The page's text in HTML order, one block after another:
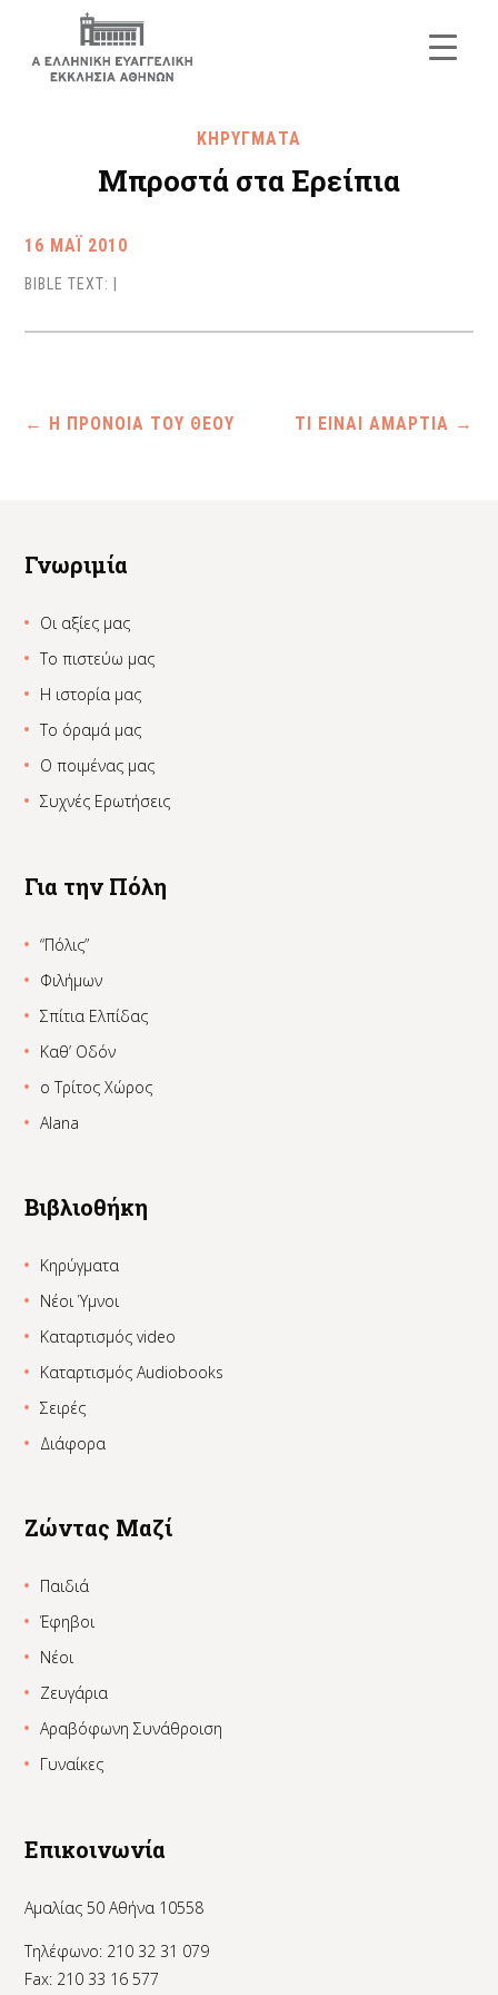
ΚΗΡΥΓΜΑΤΑ
Μπροστά στα Ερείπια
16 ΜΑΪ 2010
BIBLE TEXT:
← Η ΠΡΟΝΟΙΑ ΤΟΥ ΘΕΟΥ ΤΙ ΕΙΝΑΙ ΑΜΑΡΤΙΑ →
Γνωριμία
Οι αξίες μας
Το πιστεύω μας
Η ιστορία μας
Το όραμά μας
Ο ποιμένας μας
Συχνές Ερωτήσεις
Για την Πόλη
“Πόλις”
Φιλήμων
Σπίτια Ελπίδας
Καθ’ Οδόν
ο Τρίτος Χώρος
Alana
Βιβλιοθήκη
Κηρύγματα
Νέοι Ύμνοι
Καταρτισμός video
Καταρτισμός Audiobooks
Σειρές
Διάφορα
Ζώντας Μαζί
Παιδιά
Έφηβοι
Νέοι
Ζευγάρια
Αραβόφωνη Συνάθροιση
Γυναίκες
Επικοινωνία
Αμαλίας 50 Αθήνα 10558
Τηλέφωνο: 210 32 31 079
Fax: 210 33 16 577